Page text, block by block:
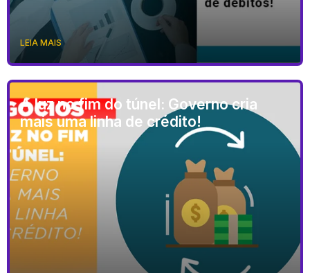
LEIA MAIS
A luz no fim do túnel: Governo cria
mais uma linha de crédito!